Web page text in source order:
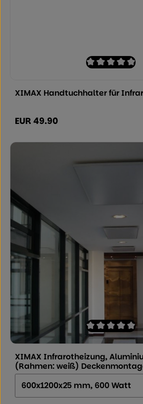
XIMAX Handtuchhalter für
Regulärer Preis:
EUR 49.90
XIMAX Infrarotheizung,
(Rahmen: weiß)